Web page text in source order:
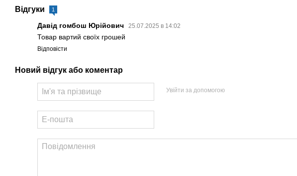
Відгуки
1
Давід гомбош Юрійович 25.07.2025 в 14:02
Товар вартий своїх грошей
Відповісти
Новий відгук або коментар
Увійти за допомогою